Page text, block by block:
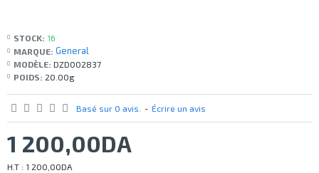
STOCK: 16
MARQUE: General
MODÈLE: DZD002837
POIDS: 20.00g
Basé sur 0 avis. - Écrire un avis
1 200,00DA
H.T : 1 200,00DA